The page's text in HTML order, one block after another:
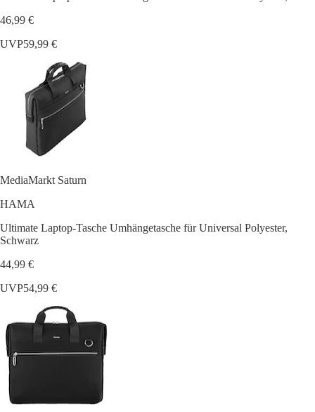
46,99 €
UVP59,99 €
MediaMarkt Saturn
HAMA
Ultimate Laptop-Tasche Umhängetasche für Universal Polyester,
Schwarz
44,99 €
UVP54,99 €